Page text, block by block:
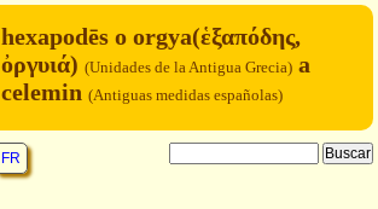
hexapodēs o orgya(ἑξαπόδης,
ὀργυιά) (Unidades de la Antigua Grecia) a
celemin (Antiguas medidas españolas)
FR